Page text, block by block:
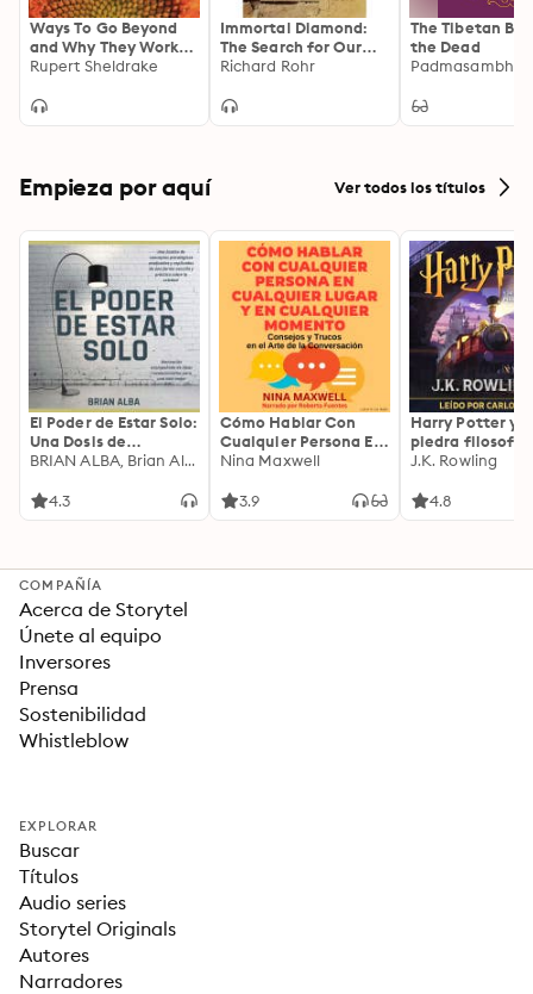
Ways To Go Beyond
and Why They Work:
Seven Spiritual
Scientific Age
Rupert Sheldrake
Immortal Diamond:
The Search for Our
True Self
Richard Rohr
The Tibetan
the Dead
Empieza por aquí Ver todos los títulos
El Poder de Estar Solo:
Una Dosis de
Motivación
Ideas Revolucionarias
BRIAN ALBA, Brian Alba
4.3
Cómo Hablar Con
Cualquier Persona En
Cualquier Lugar Y En
Nina Maxwell
3.9
Harry Potter y
piedra filosofal
J.K. Rowling
4.8
COMPAÑÍA
Acerca de Storytel
Únete al equipo
Inversores
Prensa
Sostenibilidad
Whistleblow
EXPLORAR
Buscar
Títulos
Audio series
Storytel Originals
Autores
Narradores